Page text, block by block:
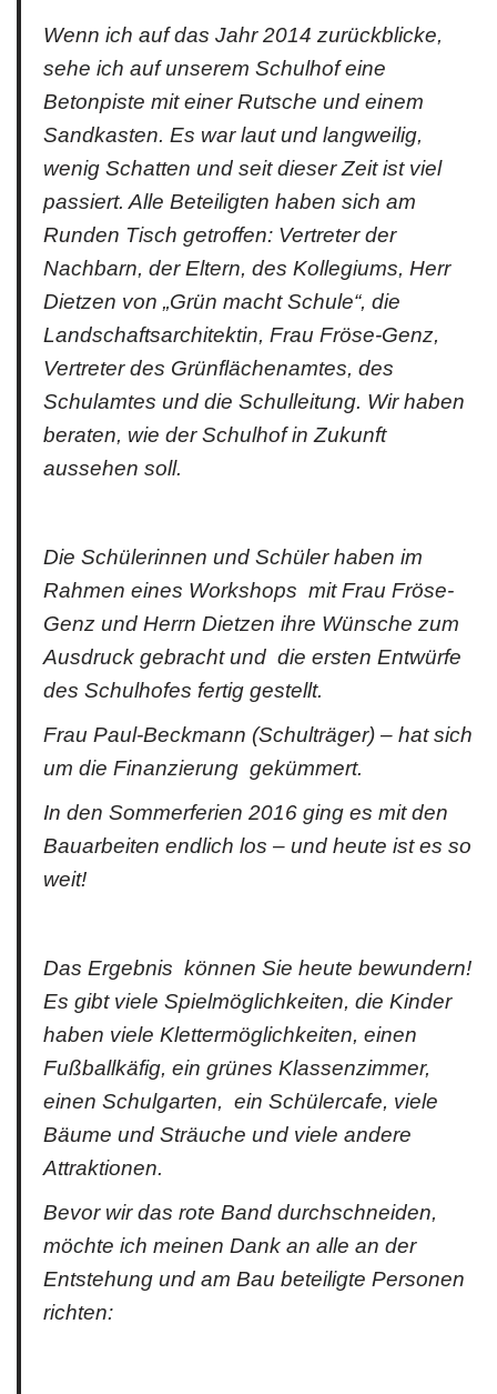
Wenn ich auf das Jahr 2014 zurückblicke,
sehe ich auf unserem Schulhof eine
Betonpiste mit einer Rutsche und einem
Sandkasten. Es war laut und langweilig,
wenig Schatten und seit dieser Zeit ist viel
passiert. Alle Beteiligten haben sich am
Runden Tisch getroffen: Vertreter der
Nachbarn, der Eltern, des Kollegiums, Herr
Dietzen von „Grün macht Schule“, die
Landschaftsarchitektin, Frau Fröse-Genz,
Vertreter des Grünflächenamtes, des
Schulamtes und die Schulleitung. Wir haben
beraten, wie der Schulhof in Zukunft
aussehen soll.
Die Schülerinnen und Schüler haben im
Rahmen eines Workshops mit Frau Fröse-
Genz und Herrn Dietzen ihre Wünsche zum
Ausdruck gebracht und die ersten Entwürfe
des Schulhofes fertig gestellt.
Frau Paul-Beckmann (Schulträger) – hat sich
um die Finanzierung gekümmert.
In den Sommerferien 2016 ging es mit den
Bauarbeiten endlich los – und heute ist es so
weit!
Das Ergebnis können Sie heute bewundern!
Es gibt viele Spielmöglichkeiten, die Kinder
haben viele Klettermöglichkeiten, einen
Fußballkäfig, ein grünes Klassenzimmer,
einen Schulgarten, ein Schülercafe, viele
Bäume und Sträuche und viele andere
Attraktionen.
Bevor wir das rote Band durchschneiden,
möchte ich meinen Dank an alle an der
Entstehung und am Bau beteiligte Personen
richten: